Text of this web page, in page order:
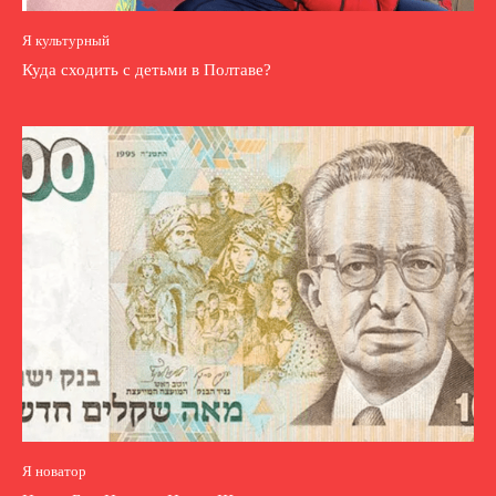
Я культурный
Куда сходить с детьми в Полтаве?
Я новатор